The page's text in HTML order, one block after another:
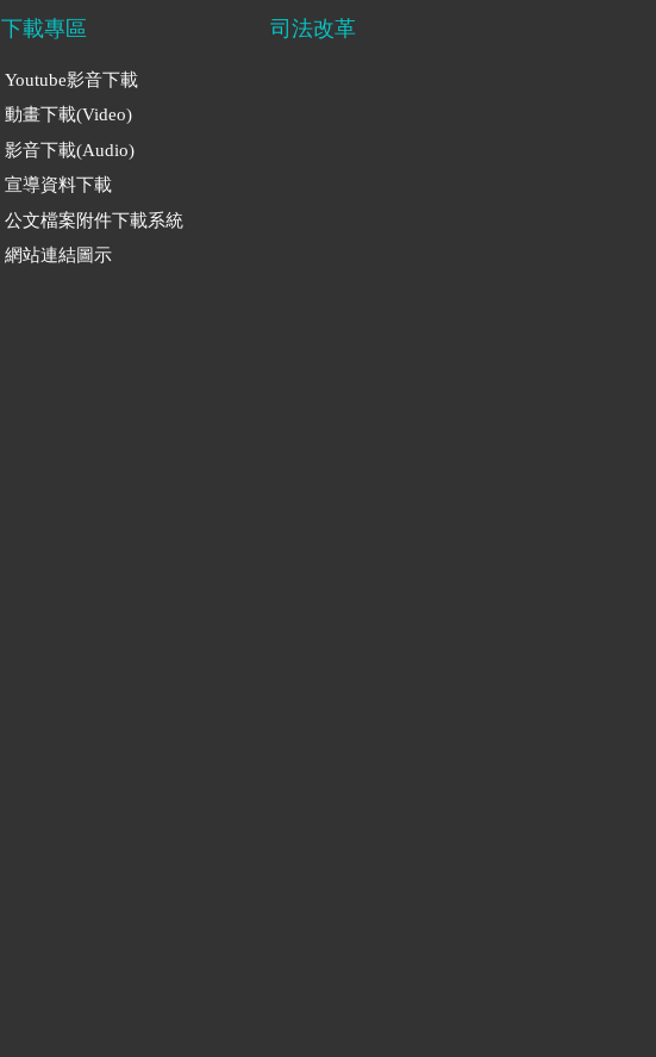
下載專區
Youtube影音下載
動畫下載(Video)
影音下載(Audio)
宣導資料下載
公文檔案附件下載系統
網站連結圖示
司法改革